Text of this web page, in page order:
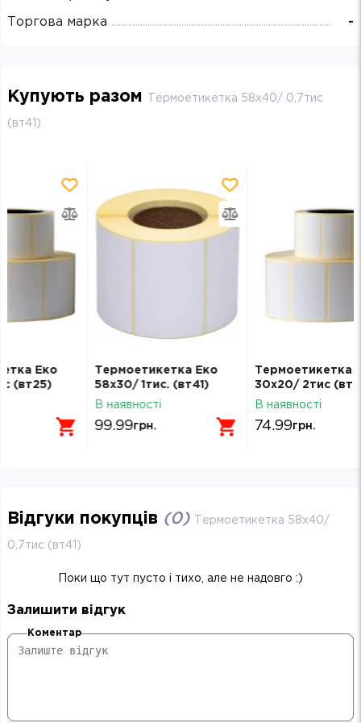
Торгова марка -
Купують разом Термоетикетка 58х40/ 0,7тис
(вт41)
Термоетикетка Еко
58х30/ 1тис. (вт41)
99.99грн.
Термоетикетка Еко
30х20/ 2тис (вт25)
74.99грн.
Відгуки покупців (0) Термоетикетка 58х40/
0,7тис (вт41)
Поки що тут пусто і тихо, але не надовго :)
Залишити відгук
Коментар